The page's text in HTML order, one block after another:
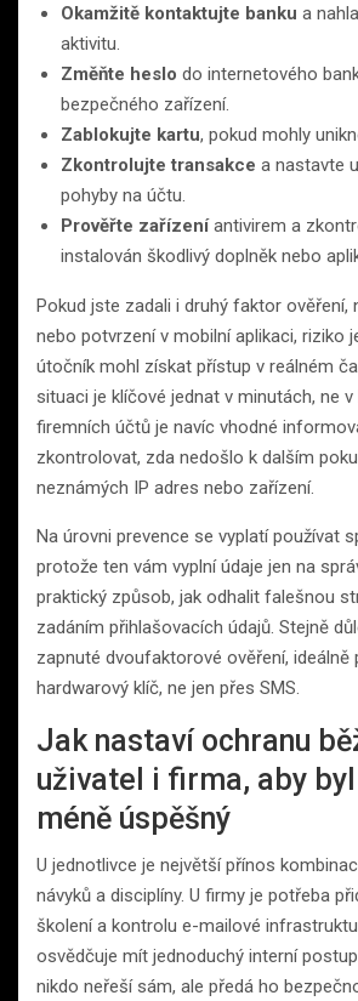
Okamžitě kontaktujte banku a
aktivitu.
Změňte heslo do internetového
bezpečného zařízení.
Zablokujte kartu, pokud mohly
Zkontrolujte transakce a nastavte
pohyby na účtu.
Prověřte zařízeníantivirem a
instalován škodlivý doplněk nebo
Pokud jste zadali i druhý faktor ověření,
nebo potvrzení v mobilní aplikaci, riziko
útočník mohl získat přístup v reálném
situaci je klíčové jednat v minutách, ne v
firemních účtů je navíc vhodné
zkontrolovat, zda nedošlo k dalším
neznámých IP adres nebo zařízení.
Na úrovni prevence se vyplatí používat
protože ten vám vyplní údaje jen na
praktický způsob, jak odhalit falešnou
zadáním přihlašovacích údajů. Stejně
zapnuté dvoufaktorové ověření, ideálně
hardwarový klíč, ne jen přes SMS.
Jak nastaví ochranu
uživatel i firma, aby
méně úspěšný
U jednotlivce je největší přínos
návyků a disciplíny. U firmy je potřeba
školení a kontrolu e-mailové
osvědčuje mít jednoduchý interní
nikdo neřeší sám, ale předá ho